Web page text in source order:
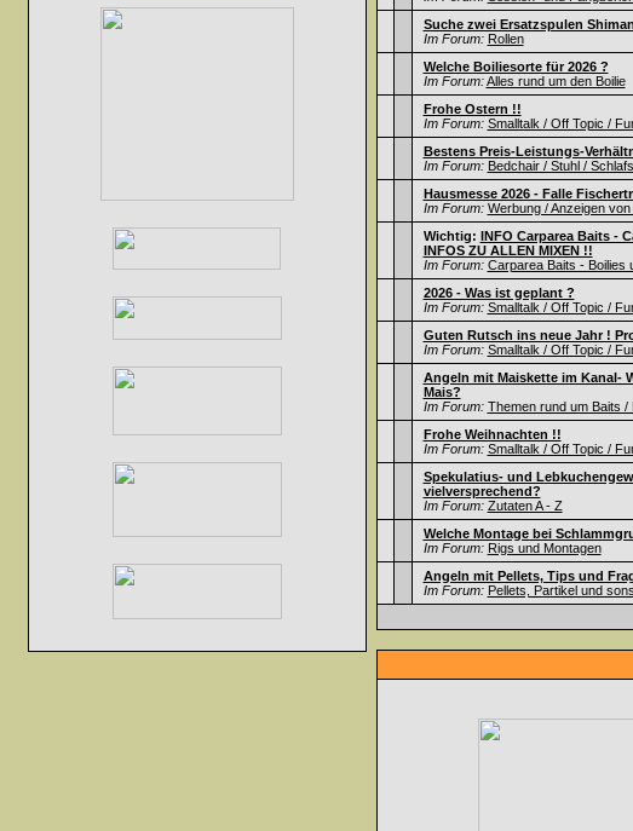
Suche zwei Ersatzspulen
Im Forum: Rollen
Welche Boiliesorte für 2026 ?
Im Forum: Alles rund um den Boilie
Frohe Ostern !!
Im Forum: Smalltalk / Off Topic /
Bestens Preis-Leistungs-
Im Forum: Bedchair / Stuhl /
Hausmesse 2026 - Falle
Im Forum: Werbung / Anzeigen
Wichtig: INFO Carparea Baits -
INFOS ZU ALLEN MIXEN !!
Im Forum: Carparea Baits - Boilies
2026 - Was ist geplant ?
Im Forum: Smalltalk / Off Topic /
Guten Rutsch ins neue Jahr !
Im Forum: Smalltalk / Off Topic /
Angeln mit Maiskette im Kanal-
Mais?
Im Forum: Themen rund um Baits /
Frohe Weihnachten !!
Im Forum: Smalltalk / Off Topic /
Spekulatius- und
vielversprechend?
Im Forum: Zutaten A - Z
Welche Montage bei
Im Forum: Rigs und Montagen
Angeln mit Pellets, Tips und
Im Forum: Pellets, Partikel und